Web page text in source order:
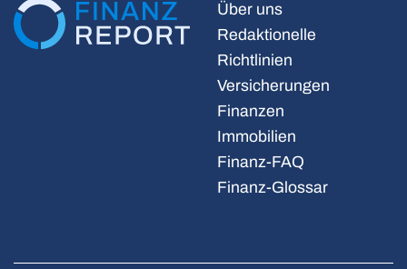
Über uns
Redaktionelle
Richtlinien
Versicherungen
Finanzen
Immobilien
Finanz-FAQ
Finanz-Glossar